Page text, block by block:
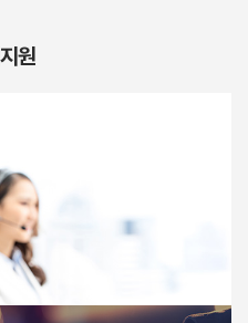
원